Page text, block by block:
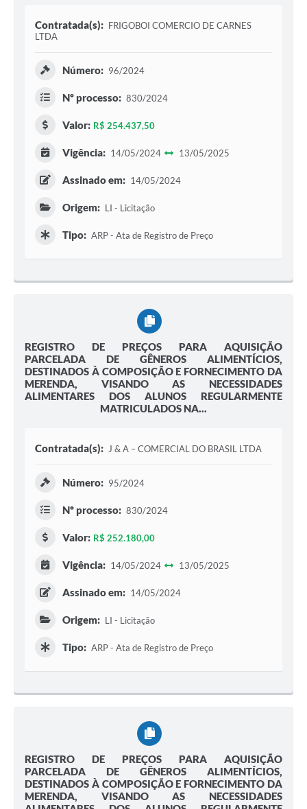
Contratada(s): FRIGOBOI COMERCIO DE CARNES
LTDA
Número: 96/2024
Nº processo: 830/2024
Valor: R$ 254.437,50
Vigência: 14/05/2024 13/05/2025
Assinado em: 14/05/2024
Origem: LI - Licitação
Tipo: ARP - Ata de Registro de Preço
REGISTRO DE PREÇOS PARA AQUISIÇÃO
PARCELADA DE GÊNEROS ALIMENTÍCIOS,
DESTINADOS À COMPOSIÇÃO E FORNECIMENTO DA
MERENDA, VISANDO AS NECESSIDADES
ALIMENTARES DOS ALUNOS REGULARMENTE
MATRICULADOS NA...
Contratada(s): J & A – COMERCIAL DO BRASIL LTDA
Número: 95/2024
Nº processo: 830/2024
Valor: R$ 252.180,00
Vigência: 14/05/2024 13/05/2025
Assinado em: 14/05/2024
Origem: LI - Licitação
Tipo: ARP - Ata de Registro de Preço
REGISTRO DE PREÇOS PARA AQUISIÇÃO
PARCELADA DE GÊNEROS ALIMENTÍCIOS,
DESTINADOS À COMPOSIÇÃO E FORNECIMENTO DA
MERENDA, VISANDO AS NECESSIDADES